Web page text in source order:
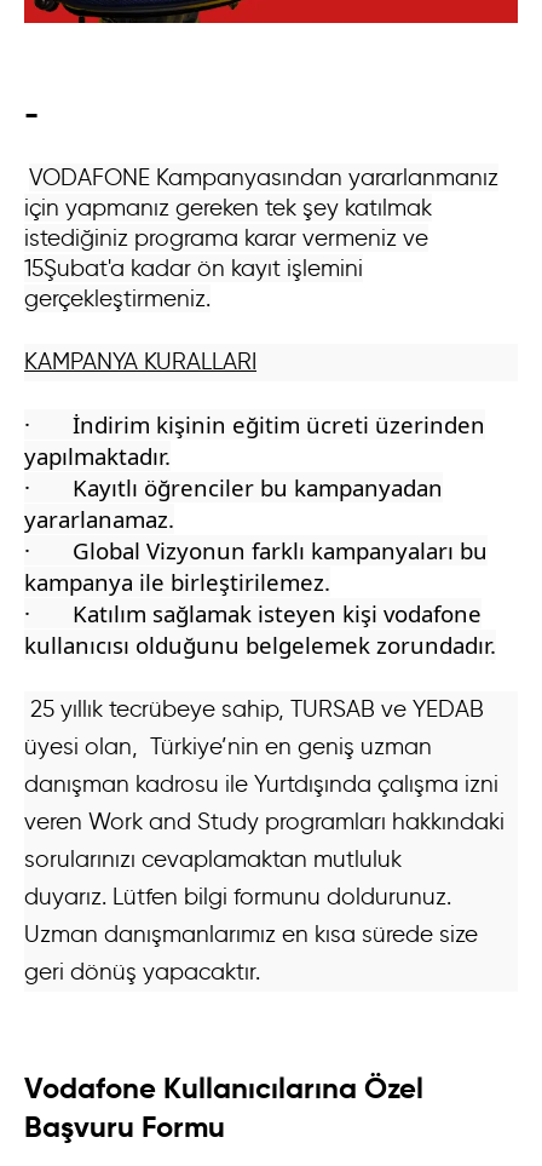
-
VODAFONE Kampanyasından yararlanmanız
için yapmanız gereken tek şey katılmak
istediğiniz programa karar vermeniz ve
15Şubat'a kadar ön kayıt işlemini
gerçekleştirmeniz.
KAMPANYA KURALLARI
· İndirim kişinin eğitim ücreti üzerinden
yapılmaktadır.
· Kayıtlı öğrenciler bu kampanyadan
yararlanamaz.
· Global Vizyonun farklı kampanyaları bu
kampanya ile birleştirilemez.
· Katılım sağlamak isteyen kişi vodafone
kullanıcısı olduğunu belgelemek zorundadır.
25 yıllık tecrübeye sahip, TURSAB ve YEDAB
üyesi olan, Türkiye’nin en geniş uzman
danışman kadrosu ile Yurtdışında çalışma izni
veren Work and Study programları hakkındaki
sorularınızı cevaplamaktan mutluluk
duyarız. Lütfen bilgi formunu doldurunuz.
Uzman danışmanlarımız en kısa sürede size
geri dönüş yapacaktır.
Vodafone Kullanıcılarına Özel
Başvuru Formu